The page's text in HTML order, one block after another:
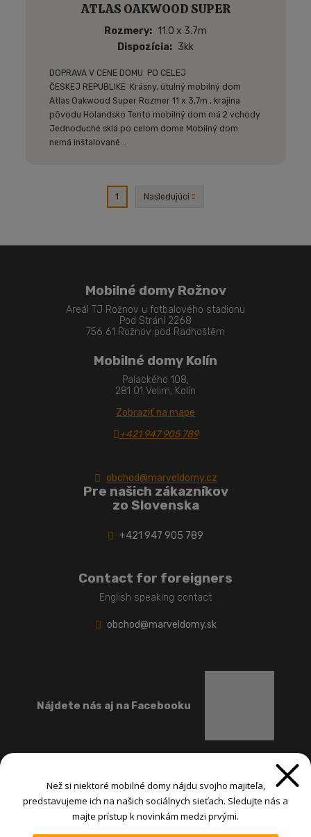
ATLAS OAKWOOD SUPER
Rozmery
11.0 x 3.7m
Dispozícia
3kk
DOPRAVA V CENE DOMU PO CELEJ
ČESKEJ REPUBLIKE Krásny, útulný mobilný dom
Atlas Oakwood Super Rozmer 11 x 3,7m , krajina
pôvodu Holandsko Tento mobilný dom má 2 vchody
Jednoduché sklá po celom dome Mobilný dom
nemá inštalované...
1 Nasledujúci
Mobilné domy Rožnov
Areál TJ Rožnov u fotbalového stadionu
Pod Strání 2268
756 61 Rožnov pod Radhoštěm
Mobilné domy Kolín
Palackého 108,
281 01 Velim, Kolín
Zobraziť na mape
+421 947 905 789
obchod@marveldomy.cz
Pre našich zákazníkov
zo Slovenska
+421 947 905 789
Contact for foreigners
English speaking contact
obchod@marveldomy.sk
Nájdete nás aj na Facebooku
Než si niektoré mobilné domy nájdu svojho majiteľa,
predstavujeme ich na našich sociálnych sieťach. Sledujte nás a
majte prístup k novinkám medzi prvými.